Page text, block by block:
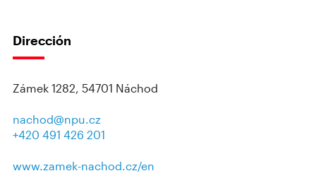
Dirección
Zámek 1282, 54701 Náchod
nachod@npu.cz
+420 491 426 201
www.zamek-nachod.cz/en